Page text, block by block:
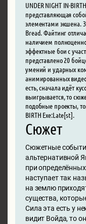
UNDER NIGHT IN-
представляющая
элементами экшена.
Bread. Файтинг
наличием
эффектные бои с
представлено 20
умений и ударных
анимированных
есть, сначала идёт
выигрывается, то
подобные проекты,
BIRTH Exe:Late[st].
Сюжет
Сюжетные
альтернативной
при
наступает так
на землю
существа,
Сила эта есть у
видит Войда, то